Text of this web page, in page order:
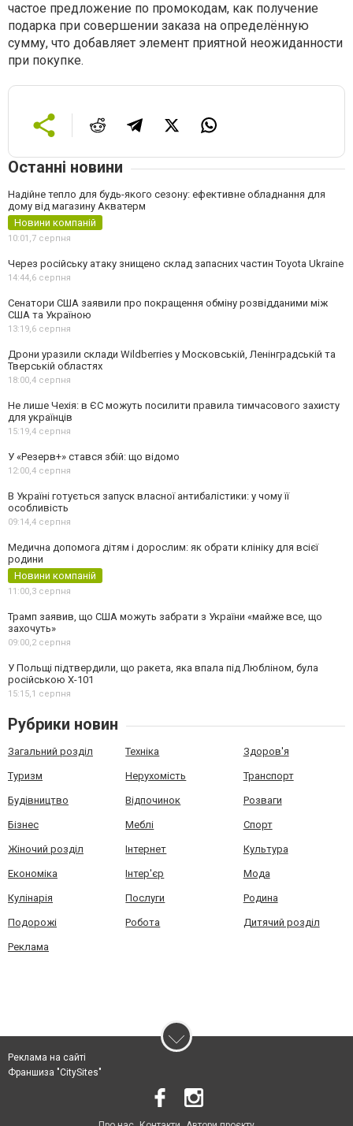
частое предложение по промокодам, как получение
подарка при совершении заказа на определённую
сумму, что добавляет элемент приятной неожиданности
при покупке.
Останні новини
Надійне тепло для будь-якого сезону: ефективне обладнання для
дому від магазину Акватерм
Новини компаній
10:01,7 серпня
Через російську атаку знищено склад запасних частин Toyota Ukraine
14:44,6 серпня
Сенатори США заявили про покращення обміну розвідданими між
США та Україною
13:19,6 серпня
Дрони уразили склади Wildberries у Московській, Ленінградській та
Тверській областях
18:00,4 серпня
Не лише Чехія: в ЄС можуть посилити правила тимчасового захисту
для українців
15:19,4 серпня
У «Резерв+» стався збій: що відомо
12:00,4 серпня
В Україні готується запуск власної антибалістики: у чому її
особливість
09:14,4 серпня
Медична допомога дітям і дорослим: як обрати клініку для всієї
родини
Новини компаній
11:00,3 серпня
Трамп заявив, що США можуть забрати з України «майже все, що
захочуть»
09:00,2 серпня
У Польщі підтвердили, що ракета, яка впала під Любліном, була
російською Х-101
15:15,1 серпня
Рубрики новин
Загальний розділ Техніка Здоров'я
Туризм Нерухомість Транспорт
Будівництво Відпочинок Розваги
Бізнес Меблі Спорт
Жіночий розділ Інтернет Культура
Економіка Інтер'єр Мода
Кулінарія Послуги Родина
Подорожі Робота Дитячий розділ
Реклама
Реклама на сайті
Франшиза "CitySites"